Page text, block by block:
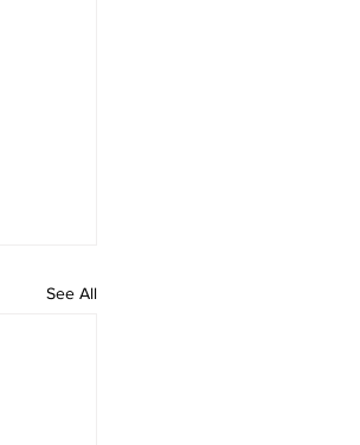
See All